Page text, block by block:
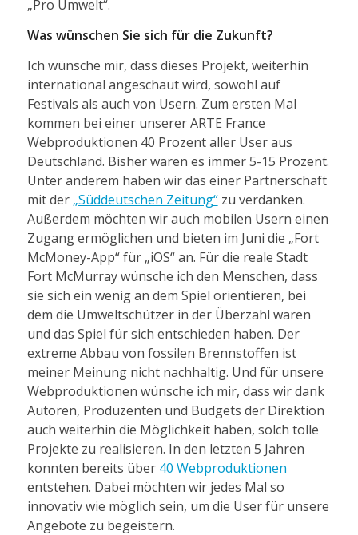
„Pro Umwelt“.
Was wünschen Sie sich für die Zukunft?
Ich wünsche mir, dass dieses Projekt, weiterhin
international angeschaut wird, sowohl auf
Festivals als auch von Usern. Zum ersten Mal
kommen bei einer unserer ARTE France
Webproduktionen 40 Prozent aller User aus
Deutschland. Bisher waren es immer 5-15 Prozent.
Unter anderem haben wir das einer Partnerschaft
mit der „Süddeutschen Zeitung“zu verdanken.
Außerdem möchten wir auch mobilen Usern einen
Zugang ermöglichen und bieten im Juni die „Fort
McMoney-App“ für „iOS“ an. Für die reale Stadt
Fort McMurray wünsche ich den Menschen, dass
sie sich ein wenig an dem Spiel orientieren, bei
dem die Umweltschützer in der Überzahl waren
und das Spiel für sich entschieden haben. Der
extreme Abbau von fossilen Brennstoffen ist
meiner Meinung nicht nachhaltig. Und für unsere
Webproduktionen wünsche ich mir, dass wir dank
Autoren, Produzenten und Budgets der Direktion
auch weiterhin die Möglichkeit haben, solch tolle
Projekte zu realisieren. In den letzten 5 Jahren
konnten bereits über 40 Webproduktionen
entstehen. Dabei möchten wir jedes Mal so
innovativ wie möglich sein, um die User für unsere
Angebote zu begeistern.